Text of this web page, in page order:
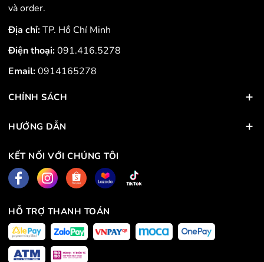
và order.
Địa chỉ:TP. Hồ Chí Minh
Điện thoại:091.416.5278
Email:0914165278
CHÍNH SÁCH
HƯỚNG DẪN
KẾT NỐI VỚI CHÚNG TÔI
HỖ TRỢ THANH TOÁN